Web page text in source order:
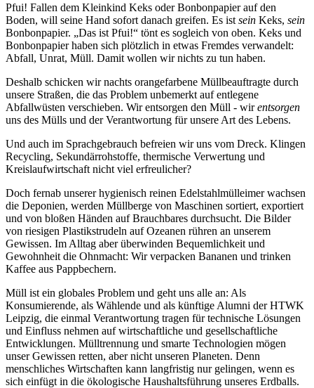
Pfui! Fallen dem Kleinkind Keks oder Bonbonpapier auf den
Boden, will seine Hand sofort danach greifen. Es ist sein Keks, sein
Bonbonpapier. „Das ist Pfui!“ tönt es sogleich von oben. Keks und
Bonbonpapier haben sich plötzlich in etwas Fremdes verwandelt:
Abfall, Unrat, Müll. Damit wollen wir nichts zu tun haben.
Deshalb schicken wir nachts orangefarbene Müllbeauftragte durch
unsere Straßen, die das Problem unbemerkt auf entlegene
Abfallwüsten verschieben. Wir entsorgen den Müll - wirentsorgen
uns des Mülls und der Verantwortung für unsere Art des Lebens.
Und auch im Sprachgebrauch befreien wir uns vom Dreck. Klingen
Recycling, Sekundärrohstoffe, thermische Verwertung und
Kreislaufwirtschaft nicht viel erfreulicher?
Doch fernab unserer hygienisch reinen Edelstahlmülleimer wachsen
die Deponien, werden Müllberge von Maschinen sortiert, exportiert
und von bloßen Händen auf Brauchbares durchsucht. Die Bilder
von riesigen Plastikstrudeln auf Ozeanen rühren an unserem
Gewissen. Im Alltag aber überwinden Bequemlichkeit und
Gewohnheit die Ohnmacht: Wir verpacken Bananen und trinken
Kaffee aus Pappbechern.
Müll ist ein globales Problem und geht uns alle an: Als
Konsumierende, als Wählende und als künftige Alumni der HTWK
Leipzig, die einmal Verantwortung tragen für technische Lösungen
und Einfluss nehmen auf wirtschaftliche und gesellschaftliche
Entwicklungen. Mülltrennung und smarte Technologien mögen
unser Gewissen retten, aber nicht unseren Planeten. Denn
menschliches Wirtschaften kann langfristig nur gelingen, wenn es
sich einfügt in die ökologische Haushaltsführung unseres Erdballs.